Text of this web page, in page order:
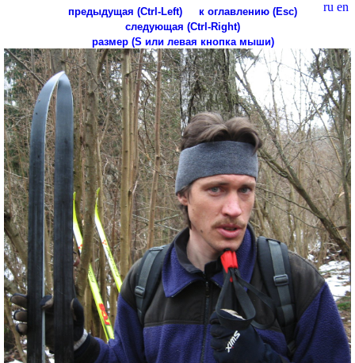
ru en
предыдущая (Ctrl-Left)
к оглавлению (Esc)
следующая (Ctrl-Right)
размер (S или левая кнопка мыши)